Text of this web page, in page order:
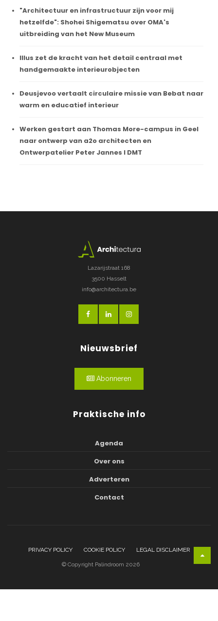
"Architectuur en infrastructuur zijn voor mij
hetzelfde": Shohei Shigematsu over OMA's
uitbreiding van het New Museum
Illus zet de kracht van het detail centraal met
handgemaakte interieurobjecten
Deusjevoo vertaalt circulaire missie van Bebat naar
warm en educatief interieur
Werken gestart aan Thomas More-campus in Geel
naar ontwerp van a2o architecten en
Ontwerpatelier Peter Jannes I DMT
Lazarijstraat 168
3500 Hasselt
info@architectura.be
Nieuwsbrief
Abonneren
Praktische info
Agenda
Over ons
Adverteren
Contact
PRIVACY POLICY COOKIE POLICY LEGAL DISCLAIMER
© Copyright Palindroom 2026